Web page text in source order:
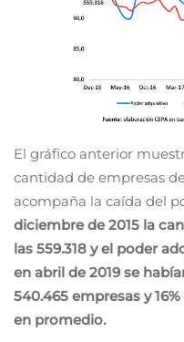
El gráfico anterior
cantidad de empresas
acompaña la caída del
diciembre de 2015 la
las 559.318 y el poder
en abril de 2019 se
540.465 empresas y
en promedio.